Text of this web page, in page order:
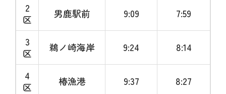
2
区
男鹿駅前 9:09 7:59
3
区
鵜ノ崎海岸 9:24 8:14
4
区
椿漁港 9:37 8:27